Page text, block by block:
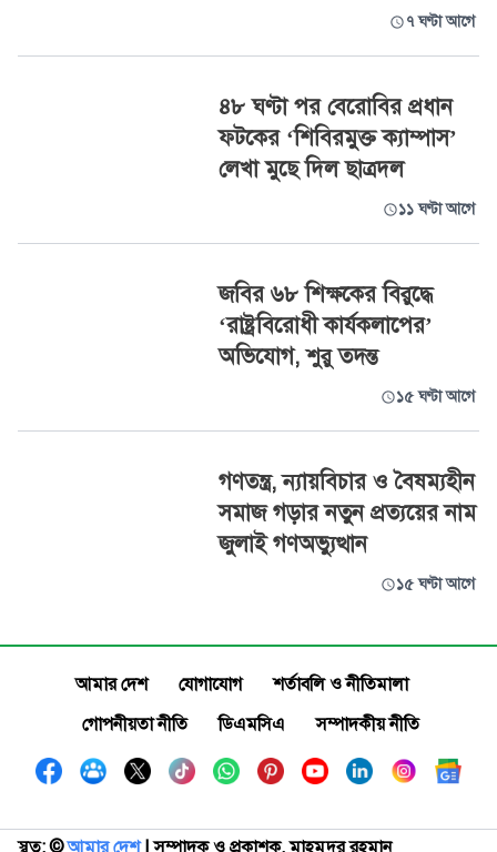
৭ ঘণ্টা আগে
৪৮ ঘণ্টা পর বেরোবির প্রধান
ফটকের ‘শিবিরমুক্ত ক্যাম্পাস’
লেখা মুছে দিল ছাত্রদল
১১ ঘণ্টা আগে
জবির ৬৮ শিক্ষকের বিরুদ্ধে
‘রাষ্ট্রবিরোধী কার্যকলাপের’
অভিযোগ, শুরু তদন্ত
১৫ ঘণ্টা আগে
গণতন্ত্র, ন্যায়বিচার ও বৈষম্যহীন
সমাজ গড়ার নতুন প্রত্যয়ের নাম
জুলাই গণঅভ্যুত্থান
১৫ ঘণ্টা আগে
আমার দেশ যোগাযোগ
শর্তাবলি ও নীতিমালা
গোপনীয়তা নীতি
ডিএমসিএ সম্পাদকীয় নীতি
স্বত্ব: ©️আমার দেশ| সম্পাদক ও প্রকাশক, মাহমুদুর রহমান